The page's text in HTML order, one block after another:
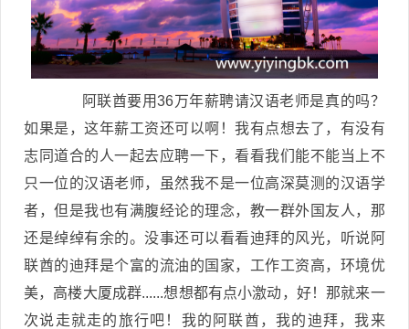
阿联酋要用36万年薪聘请汉语老师是真的吗？
如果是，这年薪工资还可以啊！我有点想去了，有没有
志同道合的人一起去应聘一下，看看我们能不能当上不
只一位的汉语老师，虽然我不是一位高深莫测的汉语学
者，但是我也有满腹经论的理念，教一群外国友人，那
还是绰绰有余的。没事还可以看看迪拜的风光，听说阿
联酋的迪拜是个富的流油的国家，工作工资高，环境优
美，高楼大厦成群......想想都有点小激动，好！那就来一
次说走就走的旅行吧！我的阿联酋，我的迪拜，我来